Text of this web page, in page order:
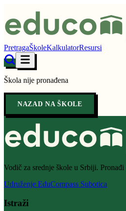
PretragaŠkoleKalkulatorResursi
Škola nije pronađena
NAZAD NA ŠKOLE
Vodič za srednje škole u Srbiji.
Udruženje EduCompass Subotica
Istraži